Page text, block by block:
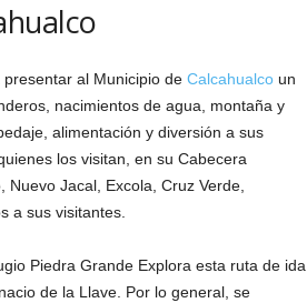
al Municipio de Calcahualcoun
nacimientos de agua, montaña y
alimentación y diversión a sus
los visitan, en su Cabecera
Nuevo Jacal, Excola, Cruz Verde,
a sus visitantes.
Piedra Grande Explora esta ruta de ida
de la Llave. Por lo general, se